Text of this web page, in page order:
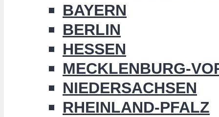
BAYERN
BERLIN
HESSEN
MECKLENBURG-
NIEDERSACHSEN
RHEINLAND-PFALZ